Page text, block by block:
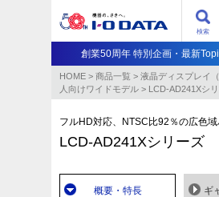
検索
創業50周年 特別企画・最新
HOME > 商品一覧 > 液晶ディスプレイ
人向けワイドモデル > LCD-AD241Xシ
フルHD対応、NTSC比92％の広色
LCD-AD241Xシリーズ
概要・特長 ギ